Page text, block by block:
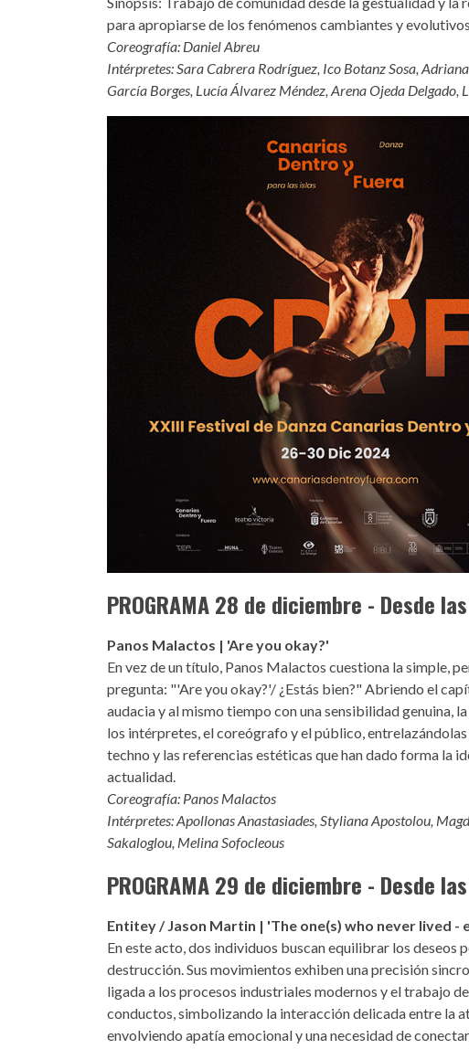
para apropiarse de los fenómenos cambiantes y evolutivos
Coreografía: Daniel Abreu
Intérpretes: Sara Cabrera Rodríguez, Ico Botanz Sosa,
García Borges, Lucía Álvarez Méndez, Arena Ojeda Delgado,
canarias-dentro-y-fuera-2024-cdyf.jpg
PROGRAMA 28 de diciembre - Desde
Panos Malactos | 'Are you okay?'
En vez de un título, Panos Malactos cuestiona la simple,
pregunta: "'Are you okay?'/ ¿Estás bien?" Abriendo el
audacia y al mismo tiempo con una sensibilidad genuina,
los intérpretes, el coreógrafo y el público,
techno y las referencias estéticas que han dado forma la
actualidad.
Coreografía: Panos Malactos
Intérpretes: Apollonas Anastasiades, Styliana Apostolou,
Sakaloglou, Melina Sofocleous
PROGRAMA 29 de diciembre - Desde
Entitey / Jason Martin | 'The one(s) who never lived -
En este acto, dos individuos buscan equilibrar los deseos
destrucción. Sus movimientos exhiben una precisión
ligada a los procesos industriales modernos y el trabajo
conductos, simbolizando la interacción delicada entre la
envolviendo apatía emocional y una necesidad de